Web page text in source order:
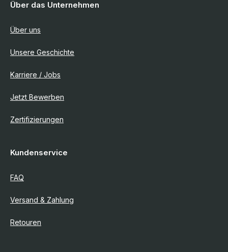
Über das Unternehmen
Über uns
Unsere Geschichte
Karriere / Jobs
Jetzt Bewerben
Zertifizierungen
Kundenservice
FAQ
Versand & Zahlung
Retouren